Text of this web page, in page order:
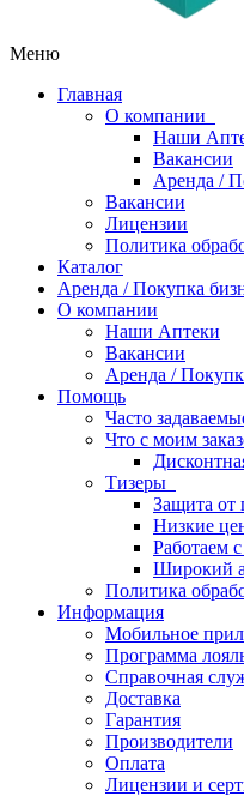
Меню
Главная
О компании
Наши
Вакансии
Аренда /
Вакансии
Лицензии
Политика
Каталог
Аренда / Покупка
О компании
Наши Аптеки
Вакансии
Аренда /
Помощь
Часто
Что с моим
Тизеры
Защита от
Низкие
Работаем
Широкий
Политика
Информация
Мобильное
Программа
Справочная
Доставка
Гарантия
Производители
Оплата
Лицензии и